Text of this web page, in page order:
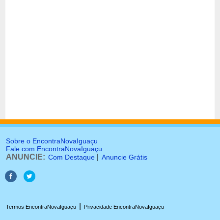
Sobre o EncontraNovaIguaçu
Fale com EncontraNovaIguaçu
ANUNCIE: Com Destaque Anuncie Grátis
Termos EncontraNovaIguaçu Privacidade EncontraNovaIguaçu